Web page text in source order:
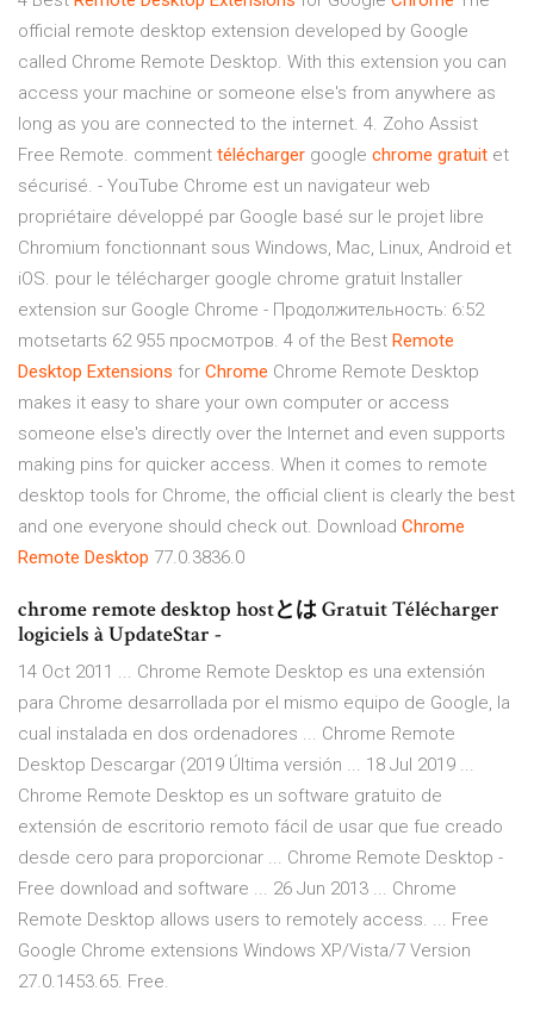
official remote desktop extension developed by Google
called Chrome Remote Desktop. With this extension you can
access your machine or someone else's from anywhere as
long as you are connected to the internet. 4. Zoho Assist
Free Remote. comment télécharger google chrome gratuit et
sécurisé. - YouTube Chrome est un navigateur web
propriétaire développé par Google basé sur le projet libre
Chromium fonctionnant sous Windows, Mac, Linux, Android et
iOS. pour le télécharger google chrome gratuit Installer
extension sur Google Chrome - Продолжительность: 6:52
motsetarts 62 955 просмотров. 4 of the Best Remote
Desktop Extensions for Chrome Chrome Remote Desktop
makes it easy to share your own computer or access
someone else's directly over the Internet and even supports
making pins for quicker access. When it comes to remote
desktop tools for Chrome, the official client is clearly the best
and one everyone should check out. Download Chrome
Remote Desktop 77.0.3836.0
chrome remote desktop hostとは Gratuit Télécharger
logiciels à UpdateStar -
14 Oct 2011 ... Chrome Remote Desktop es una extensión
para Chrome desarrollada por el mismo equipo de Google, la
cual instalada en dos ordenadores ... Chrome Remote
Desktop Descargar (2019 Última versión ... 18 Jul 2019 ...
Chrome Remote Desktop es un software gratuito de
extensión de escritorio remoto fácil de usar que fue creado
desde cero para proporcionar ... Chrome Remote Desktop -
Free download and software ... 26 Jun 2013 ... Chrome
Remote Desktop allows users to remotely access. ... Free
Google Chrome extensions Windows XP/Vista/7 Version
27.0.1453.65. Free.